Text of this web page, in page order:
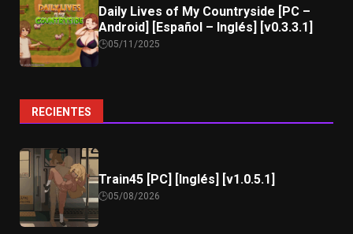
Daily Lives of My Countryside [PC –
Android] [Español – Inglés] [v0.3.3.1]
05/11/2025
RECIENTES
Train45 [PC] [Inglés] [v1.0.5.1]
05/08/2026